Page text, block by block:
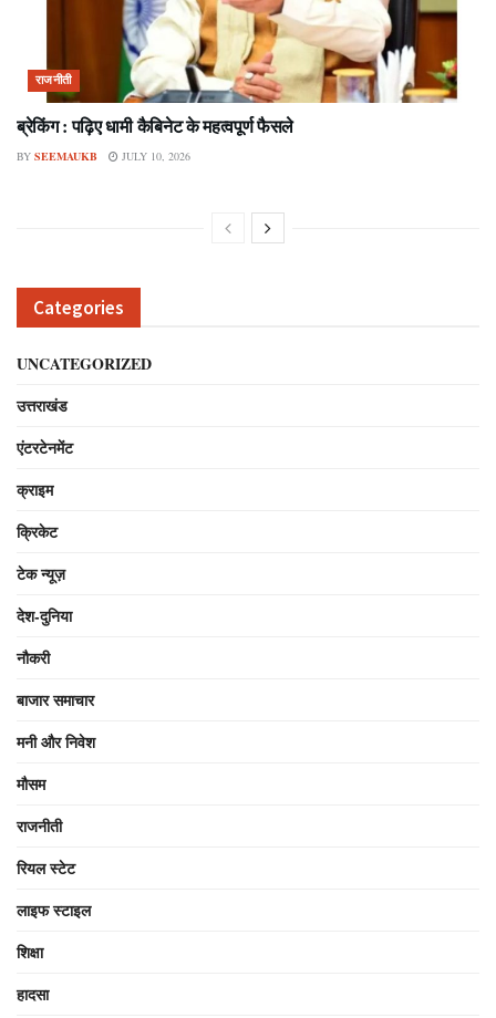
राजनीती
ब्रेकिंग : पढ़िए धामी कैबिनेट के महत्वपूर्ण फैसले
BY SEEMAUKB JULY 10, 2026
Categories
UNCATEGORIZED
उत्तराखंड
एंटरटेनमेंट
क्राइम
क्रिकेट
टेक न्यूज़
देश-दुनिया
नौकरी
बाजार समाचार
मनी और निवेश
मौसम
राजनीती
रियल स्टेट
लाइफ स्टाइल
शिक्षा
हादसा